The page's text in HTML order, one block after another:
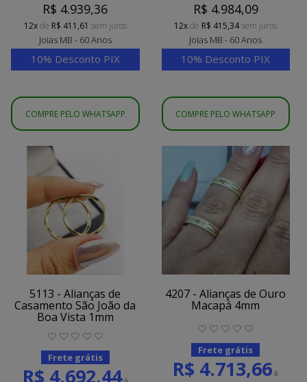
R$ 4.939,36
12xde R$ 411,61 sem juros
Joias MB - 60 Anos
10% Desconto PIX
COMPRE PELO WHATSAPP
R$ 4.984,09
12xde R$ 415,34sem juros
Joias MB - 60 Anos
10% Desconto PIX
COMPRE PELO WHATSAPP
5113 - Alianças de
Casamento São João da
Boa Vista 1mm
Frete grátis
R$ 4.692,44
4207 - Alianças de Ouro
Macapá 4mm
Frete grátis
R$ 4.713,66 à